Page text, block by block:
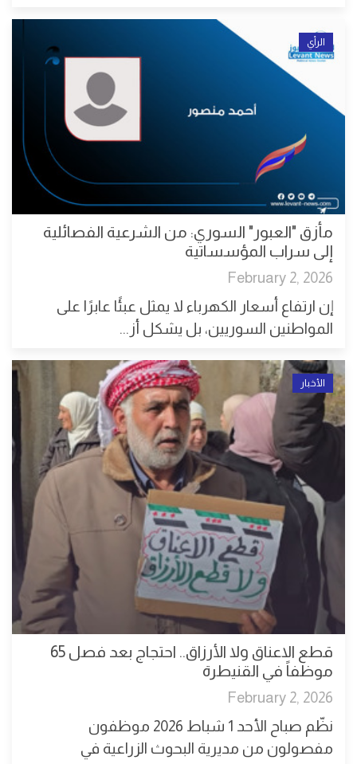
الرأي
مأزق "العبور" السوري: من الشرعية الفصائلية
إلى سراب المؤسساتية
February 2, 2026
إن ارتفاع أسعار الكهرباء لا يمثل عبئًا عابرًا على
المواطنين السوريين، بل يشكل أز...
الأخبار
قطع الاعناق ولا الأرزاق.. احتجاج بعد فصل 65
موظفاً في القنيطرة
February 2, 2026
نظّم صباح الأحد 1 شباط 2026 موظفون
مفصولون من مديرية البحوث الزراعية في